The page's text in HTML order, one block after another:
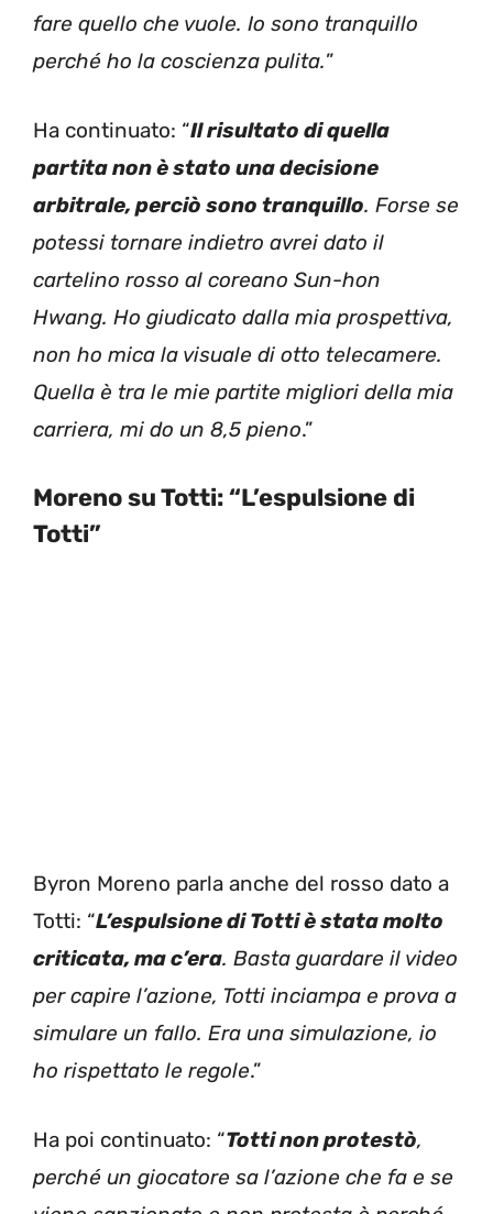
fare quello che vuole. Io sono tranquillo
perché ho la coscienza pulita.”
Ha continuato: “Il risultato di quella
partita non è stato una decisione
arbitrale, perciò sono tranquillo. Forse se
potessi tornare indietro avrei dato il
cartelino rosso al coreano Sun-hon
Hwang. Ho giudicato dalla mia prospettiva,
non ho mica la visuale di otto telecamere.
Quella è tra le mie partite migliori della mia
carriera, mi do un 8,5 pieno.”
Moreno su Totti: “L’espulsione di
Totti”
Byron Moreno parla anche del rosso dato a
Totti: “L’espulsione di Totti è stata molto
criticata, ma c’era. Basta guardare il video
per capire l’azione, Totti inciampa e prova a
simulare un fallo. Era una simulazione, io
ho rispettato le regole.”
Ha poi continuato: “Totti non protestò,
perché un giocatore sa l’azione che fa e se